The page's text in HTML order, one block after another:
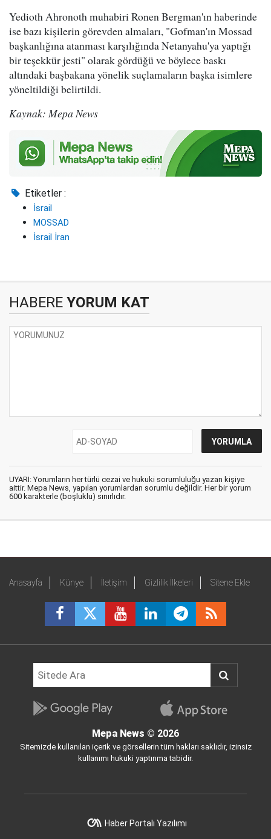
Yedioth Ahronoth muhabiri Ronen Bergman'ın haberinde
ise bazı kişilerin görevden almaları, "Gofman'ın Mossad
başkanlığına atanması karşılığında Netanyahu'ya yaptığı
bir teşekkür jesti" olarak gördüğü ve böylece baskı
altındaki başbakana yönelik suçlamaların başka isimlere
yöneltildiği belirtildi.
Kaynak: Mepa News
Etiketler :
İsrail
MOSSAD
İsrail İran
HABERE YORUM KAT
UYARI: Yorumların her türlü cezai ve hukuki sorumluluğu yazan kişiye
aittir. Mepa News, yapılan yorumlardan sorumlu değildir. Her bir yorum
600 karakterle (boşluklu) sınırlıdır.
Anasayfa Künye İletişim Gizlilik İlkeleri Sitene Ekle
Mepa News © 2026
Sitemizde kullanılan içerik ve görsellerin tüm hakları saklıdır, izinsiz
kullanımı hukuki yaptırıma tabidir.
Haber Portalı Yazılımı